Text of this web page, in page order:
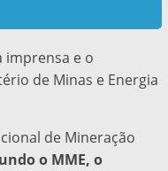
imprensa e o
de Minas e Energia
de Mineração
o MME, o